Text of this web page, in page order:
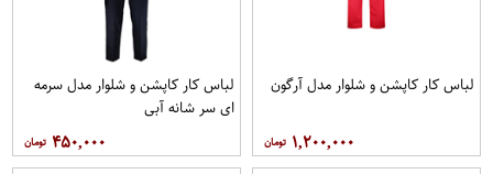
لباس کار کاپشن و شلوار مدل آرگون
۱,۲۰۰,۰۰۰
لباس کار کاپشن و شلوار مدل سرمه
ای سر شانه آبی
۴۵۰,۰۰۰